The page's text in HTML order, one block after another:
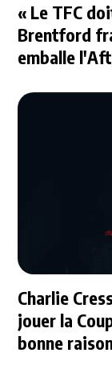
« Le TFC
Brentford
emballe
Charlie
jouer la
bonne